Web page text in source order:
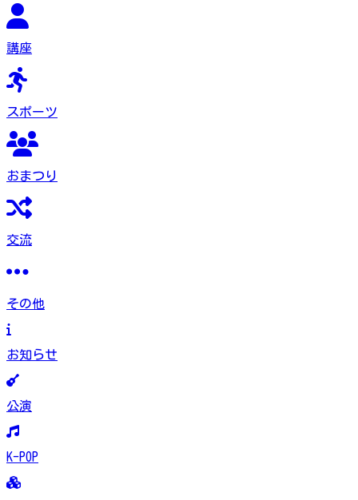
講座
スポーツ
おまつり
交流
その他
お知らせ
公演
K-POP